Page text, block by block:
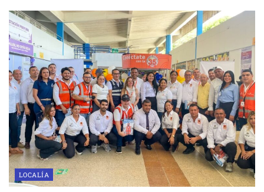
LOCALÍA